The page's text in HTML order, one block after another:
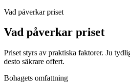
Vad påverkar priset
Vad påverkar priset
Priset styrs av praktiska faktorer. Ju
desto säkrare offert.
Bohagets omfattning